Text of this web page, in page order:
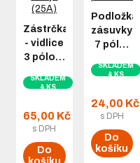
Zástrčka
- vidlice
3 pólo…
SKLADEM
4 KS
65,00 Kč
s DPH
Do
Podložka
zásuvky
7 pól…
SKLADEM
4 KS
24,00 Kč
s DPH
Do
košíku